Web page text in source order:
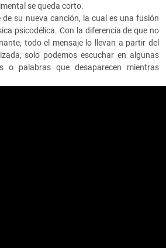
se queda corto.
de su nueva canción, la cual es una fusión
psicodélica. Con la diferencia de que no
todo el mensaje lo llevan a partir del
solo podemos escuchar en algunas
o palabras que desaparecen mientras